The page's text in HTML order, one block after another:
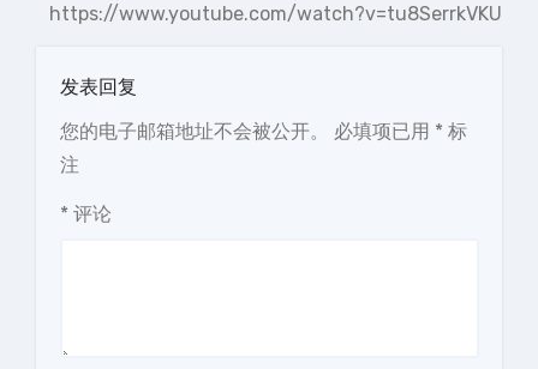
https://www.youtube.com/watch?v=tu8SerrkVKU
发表回复
您的电子邮箱地址不会被公开。 必填项已用
评论
*